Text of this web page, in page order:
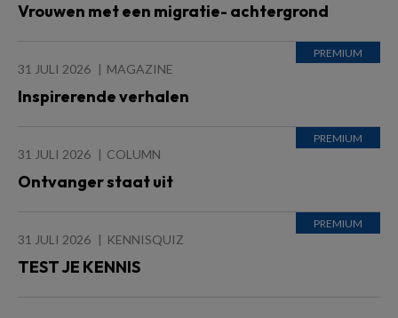
Vrouwen met een migratie- achtergrond
31 JULI 2026 MAGAZINE
Inspirerende verhalen
31 JULI 2026 COLUMN
Ontvanger staat uit
31 JULI 2026 KENNISQUIZ
TEST JE KENNIS